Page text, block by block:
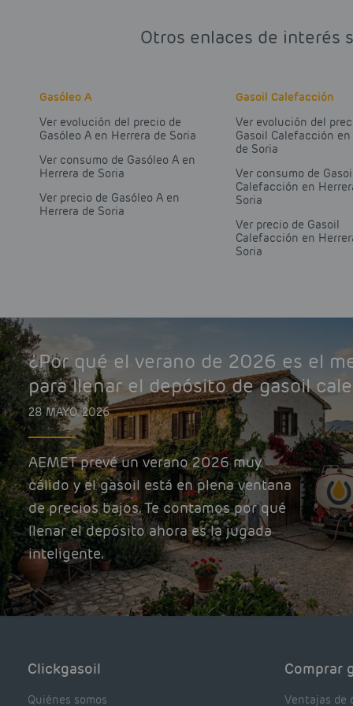
Otros enlaces de interés
Gasóleo A
Ver evolución del precio de
Gasóleo A en Herrera de Soria
Ver consumo de Gasóleo A en
Herrera de Soria
Ver precio de Gasóleo A en
Herrera de Soria
Gasoil Calefacción
Ver evolución del
Gasoil Calefacción en
de Soria
Ver consumo de
Calefacción en
Soria
Ver precio de Gasoil
Calefacción en
Soria
¿Por qué el verano de 2026 es el
para llenar el depósito de gasoil
28 MAYO, 2026
AEMET prevé un verano 2026 muy
cálido y el gasoil está en plena ventana
de precios bajos. Te contamos por qué
llenar el depósito ahora es la jugada
inteligente.
Clickgasoil
Quiénes somos
Comprar
Ventajas de